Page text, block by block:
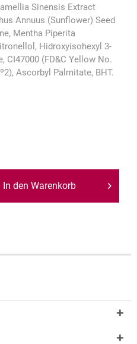
Sinensis Extract
Annuus (Sunflower) Seed
Mentha Piperita
Hidroxyisohexyl 3-
CI47000 (FD&C Yellow No.
Ascorbyl Palmitate, BHT.
In den Warenkorb